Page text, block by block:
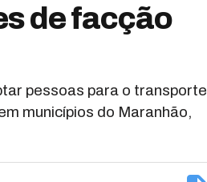
de facção
pessoas para o transporte
municípios do Maranhão,